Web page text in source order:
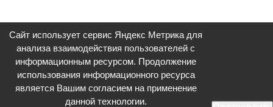
Сайт использует сервис Яндекс Метрика для
анализа взаимодействия пользователей с
информационным ресурсом. Продолжение
использования информационного ресурса
является Вашим согласием на применение
данной технологии.